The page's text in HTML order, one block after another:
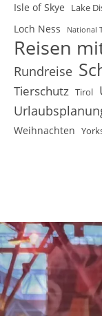
Isle of Skye Lake
Loch Ness National
Reisen
Rundreise
Tierschutz Tirol
Weihnachten